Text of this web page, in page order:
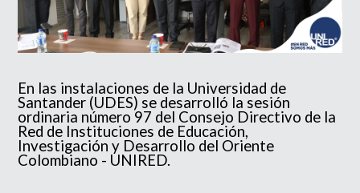
En las instalaciones de la Universidad de
Santander (UDES) se desarrolló la sesión
ordinaria número 97 del Consejo Directivo de la
Red de Instituciones de Educación,
Investigación y Desarrollo del Oriente
Colombiano - UNIRED.